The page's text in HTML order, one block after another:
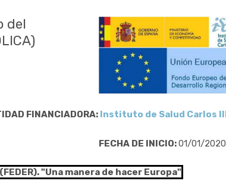
del
FINANCIADORA: Instituto de Salud Carlos III
FECHA DE INICIO:01/01/2020
"Una manera de hacer Europa"